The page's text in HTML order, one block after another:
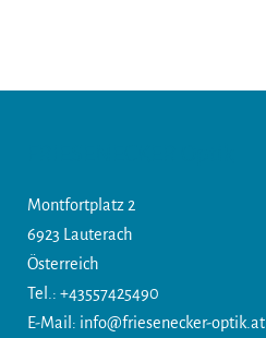
Montfortplatz 2
6923 Lauterach
Österreich
Tel.: +43557425490
E-Mail: info@friesenecker-optik.at